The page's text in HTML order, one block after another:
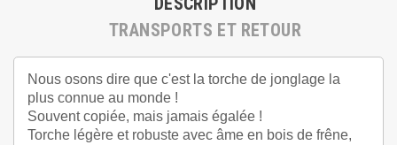
TRANSPORTS ET RETOUR
Nous osons dire que c'est la torche de jonglage la
plus connue au monde !
Souvent copiée, mais jamais égalée !
Torche légère et robuste avec âme en bois de frêne,